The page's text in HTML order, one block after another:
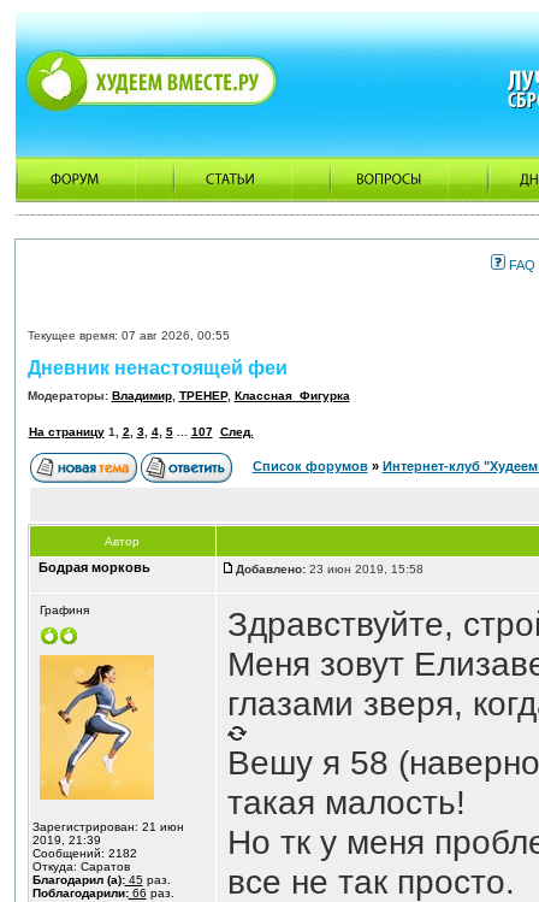
FAQ
Текущее время: 07 авг 2026, 00:55
Дневник ненастоящей феи
Модераторы: Владимир, ТРЕНЕР, Классная_Фигурка
На страницу 1 2 3, 4, 5... 107 След.
Список форумов» Интернет-клуб
Автор
Бодрая морковь Добавлено:23 июн 2019, 15:58
Графиня
Зарегистрирован: 21 июн
2019, 21:39
Сообщений: 2182
Откуда: Саратов
Благодарил (а):45раз.
Поблагодарили:66 раз.
Здравствуйте,
Меня зовут
глазами зверя,
Вешу я 58
такая малость!
Но тк у меня
все не так просто.